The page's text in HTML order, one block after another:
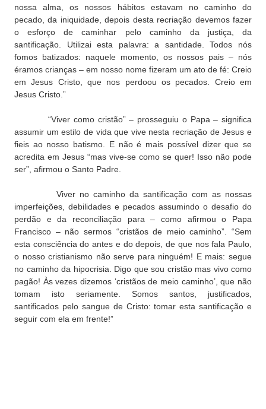
nossa alma, os nossos hábitos estavam no caminho do
pecado, da iniquidade, depois desta recriação devemos fazer
o esforço de caminhar pelo caminho da justiça, da
santificação. Utilizai esta palavra: a santidade. Todos nós
fomos batizados: naquele momento, os nossos pais – nós
éramos crianças – em nosso nome fizeram um ato de fé: Creio
em Jesus Cristo, que nos perdoou os pecados. Creio em
Jesus Cristo.”
“Viver como cristão” – prosseguiu o Papa – significa
assumir um estilo de vida que vive nesta recriação de Jesus e
fieis ao nosso batismo. E não é mais possível dizer que se
acredita em Jesus “mas vive-se como se quer! Isso não pode
ser”, afirmou o Santo Padre.
Viver no caminho da santificação com as nossas
imperfeições, debilidades e pecados assumindo o desafio do
perdão e da reconciliação para – como afirmou o Papa
Francisco – não sermos “cristãos de meio caminho”. “Sem
esta consciência do antes e do depois, de que nos fala Paulo,
o nosso cristianismo não serve para ninguém! E mais: segue
no caminho da hipocrisia. Digo que sou cristão mas vivo como
pagão! Às vezes dizemos ‘cristãos de meio caminho’, que não
tomam isto seriamente. Somos santos, justificados,
santificados pelo sangue de Cristo: tomar esta santificação e
seguir com ela em frente!”